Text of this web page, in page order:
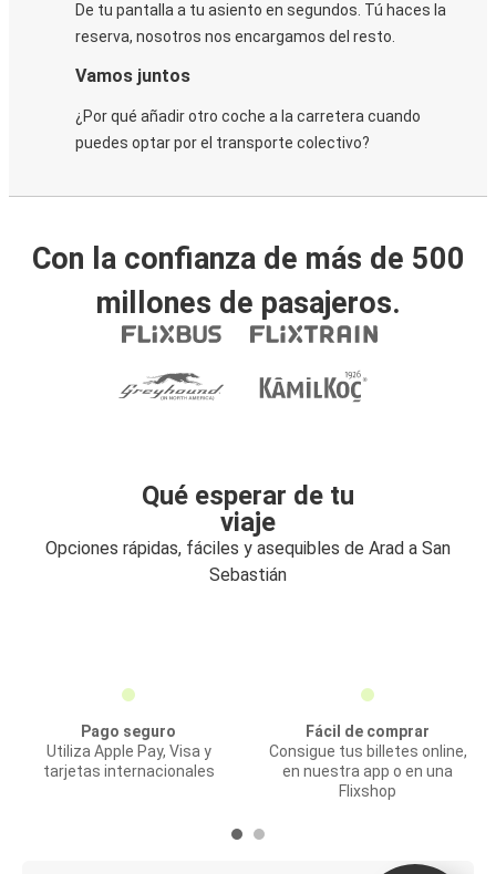
De tu pantalla a tu asiento en segundos. Tú haces la
reserva, nosotros nos encargamos del resto.
Vamos juntos
¿Por qué añadir otro coche a la carretera cuando
puedes optar por el transporte colectivo?
Con la confianza de más de 500
millones de pasajeros.
Qué esperar de tu
viaje
Opciones rápidas, fáciles y asequibles de Arad a San
Sebastián
Pago seguro
Utiliza Apple Pay, Visa y
tarjetas internacionales
Fácil de comprar
Consigue tus billetes online,
en nuestra app o en una
Flixshop